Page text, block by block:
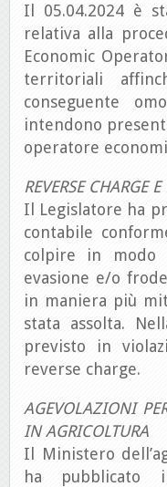
Il 05.04.2024 è
relativa alla
Economic
territoriali
conseguente
intendono
operatore
REVERSE CHARGE
Il Legislatore ha
contabile
colpire in modo
evasione e/o
in maniera più
stata assolta.
previsto in
reverse charge.
AGEVOLAZIONI
IN AGRICOLTURA
Il Ministero
ha pubblicato